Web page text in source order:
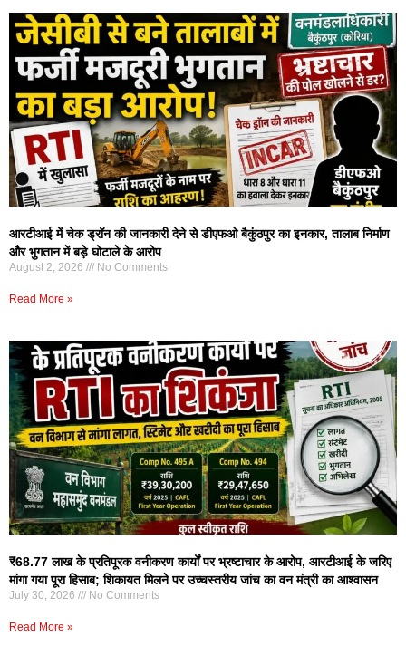
आरटीआई में चेक ड्रॉन की जानकारी देने से डीएफओ बैकुंठपुर का इनकार, तालाब निर्माण
और भुगतान में बड़े घोटाले के आरोप
August 2, 2026 No Comments
Read More »
₹68.77 लाख के प्रतिपूरक वनीकरण कार्यों पर भ्रष्टाचार के आरोप, आरटीआई के जरिए
मांगा गया पूरा हिसाब; शिकायत मिलने पर उच्चस्तरीय जांच का वन मंत्री का आश्वासन
July 30, 2026 No Comments
Read More »